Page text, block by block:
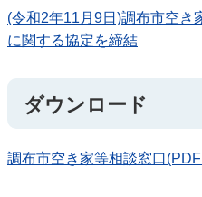
(令和2年11月9日)調布市空き
に関する協定を締結
ダウンロード
調布市空き家等相談窓口